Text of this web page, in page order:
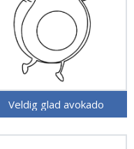
Veldig glad avokado